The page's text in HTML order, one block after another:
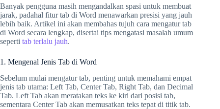
Banyak pengguna masih mengandalkan spasi untuk membuat
jarak, padahal fitur tab di Word menawarkan presisi yang jauh
lebih baik. Artikel ini akan membahas tujuh cara mengatur tab
di Word secara lengkap, disertai tips mengatasi masalah umum
seperti tab terlalu jauh.
1. Mengenal Jenis Tab di Word
Sebelum mulai mengatur tab, penting untuk memahami empat
jenis tab utama: Left Tab, Center Tab, Right Tab, dan Decimal
Tab. Left Tab akan meratakan teks ke kiri dari posisi tab,
sementara Center Tab akan memusatkan teks tepat di titik tab.